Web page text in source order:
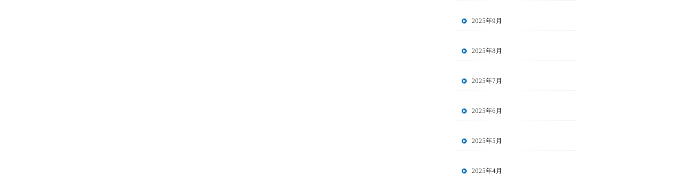
2025年9月
2025年8月
2025年7月
2025年6月
2025年5月
2025年4月